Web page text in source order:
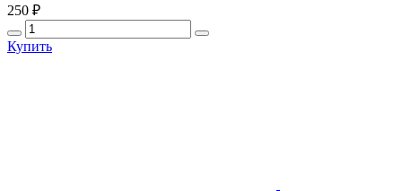
250 ₽
Купить